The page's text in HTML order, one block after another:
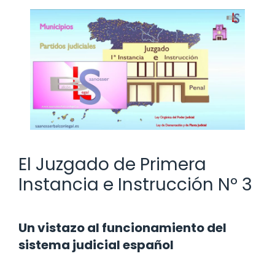
El Juzgado de Primera
Instancia e Instrucción Nº 3
Un vistazo al funcionamiento del
sistema judicial español